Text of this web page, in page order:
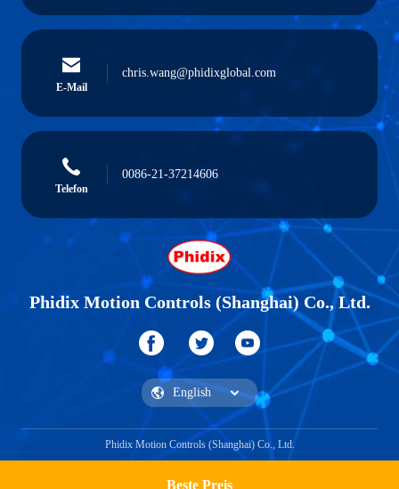
Beste Preis
E-Mail
chris.wang@phidixglobal.com
Telefon
0086-21-37214606
Phidix Motion Controls (Shanghai) Co., Ltd.
Phidix Motion Controls (Shanghai) Co., Ltd.